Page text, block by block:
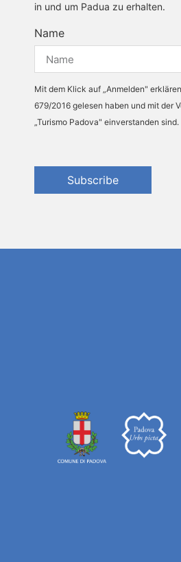
in und um Padua zu erhalten.
Name
Mit dem Klick auf „Anmelden"
679/2016 gelesen haben und mit der
„Turismo Padova" einverstanden sind.
Subscribe